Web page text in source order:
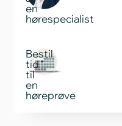
en
hørespecialist
Bestil
tid
til
en
høreprøve